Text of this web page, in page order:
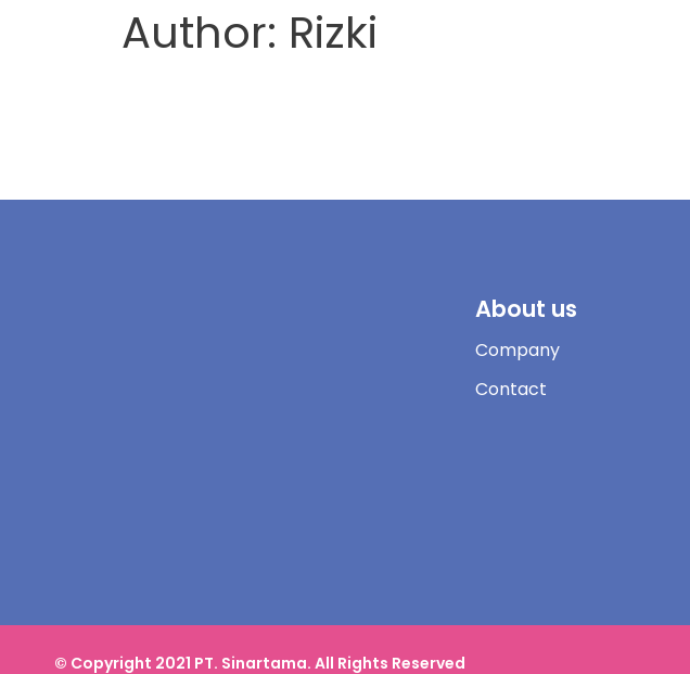
Author: Rizki
About us
Company
Contact
© Copyright 2021 PT. Sinartama. All Rights Reserved